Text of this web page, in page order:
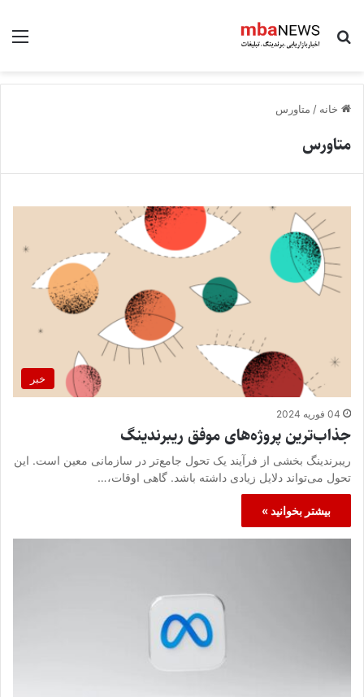
جستجو برای
خانه / متاورس
متاورس
خبر
04 فوریه 2024
جذاب‌ترین پروژه‌های موفق ریبرندینگ
ریبرندینگ بخشی از فرآیند یک تحول جامع‌تر در سازمانی معین است. این
تحول می‌تواند دلایل زیادی داشته باشد. گاهی اوقات،…
بیشتر بخوانید »